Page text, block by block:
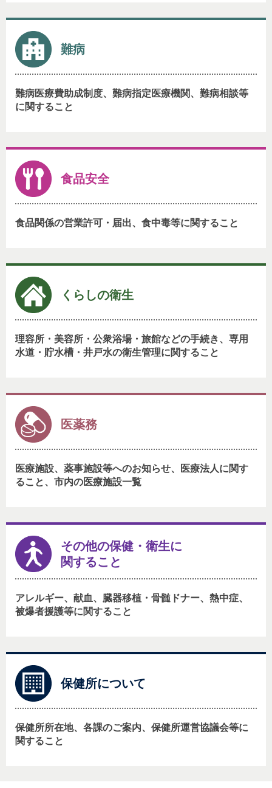
難病
難病医療費助成制度、難病指定医療機関、難病相談等
に関すること
食品安全
食品関係の営業許可・届出、食中毒等に関すること
くらしの衛生
理容所・美容所・公衆浴場・旅館などの手続き、専用
水道・貯水槽・井戸水の衛生管理に関すること
医薬務
医療施設、薬事施設等へのお知らせ、医療法人に関す
ること、市内の医療施設一覧
その他の保健・衛生に
関すること
アレルギー、献血、臓器移植・骨髄ドナー、熱中症、
被爆者援護等に関すること
保健所について
保健所所在地、各課のご案内、保健所運営協議会等に
関すること